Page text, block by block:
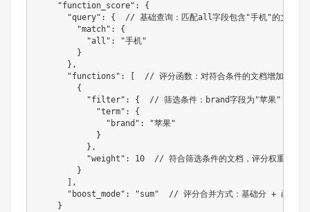
    "function_score": {
      "query": {  // 基础查询：匹配all字段包含"手机"的文档
        "match": {
          "all": "手机"
        }
      },
      "functions": [  // 评分函数：对符合条件的文档增加权重
        {
          "filter": {  // 筛选条件：brand字段为"苹果"
            "term": {
              "brand": "苹果"
            }
          },
"weight": 10  // 符合筛选条件的文档，评分权重增加
        }
      ],
      "boost_mode": "sum"  // 评分合并方式：基础分 + 函数分
    }